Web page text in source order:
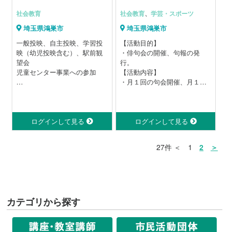
会場はバリアフリーで、優先
駐車スペースもあります(優先
駐車スペースの確保は確約で
きません)。
◆ 日本語の例会はあります
か？
あります。第5土曜日は日本語
例会です。
仕事や家庭の都合で遅刻した
り途中退場する会員を非難し
ません。欠席しても例会の記
多くの場面ではプレゼンソフ
トを必要としません。特定の
課題でプレゼンソフトの使用
が求められることがあります
するコミュニティです‎。
例えば、子育て中ママ、妊娠
中ママ、介護中などで
・なかなか自分時間がとれな
い方
・自分自身と向き合う時間が
欲しい方
・自分のことは、いつも後回
などなど。どなたでも参加し
ていただけます。
も、自分を大切にする時間を
社会教育
埼玉県鴻巣市
一般投映、自主投映、学習投
映（幼児投映含む）、駅前観
望会
児童センター事業への参加
日曜日
14:00～14:40 （投映日はＨ
Ｐ参照）
ログインして見る
社会教育、 学芸・スポーツ
埼玉県鴻巣市
【活動目的】
・俳句会の開催、句報の発
行。
【活動内容】
・月１回の句会開催、月１回
ログインして見る
27件 ＜ 12 ＞
カテゴリから探す